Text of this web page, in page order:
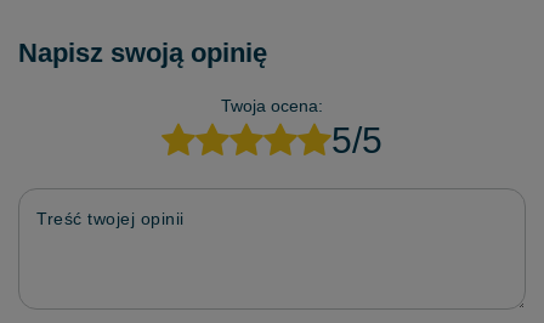
Napisz swoją opinię
Twoja ocena:
5/5
Treść twojej opinii